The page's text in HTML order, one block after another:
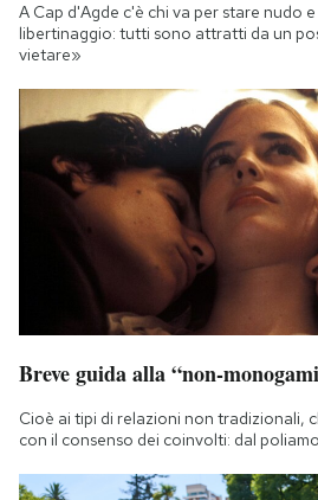
A Cap d'Agde c'è chi va per stare nudo
libertinaggio: tutti sono attratti da un
vietare»
Breve guida alla “non-
Cioè ai tipi di relazioni non tradizionali,
con il consenso dei coinvolti: dal